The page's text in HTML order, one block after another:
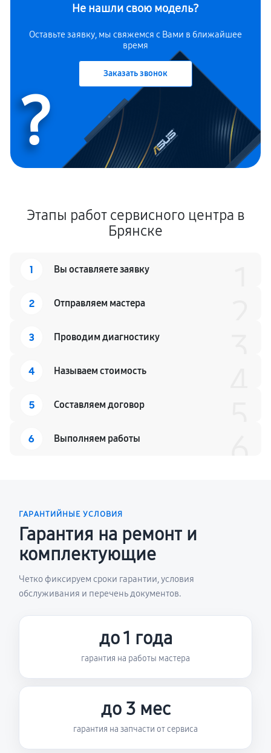
Не нашли свою модель?
Оставьте заявку, мы свяжемся с Вами в ближайшее
время
Заказать звонок
?
Этапы работ сервисного центра в
Брянске
1 Вы оставляете заявку
2 Отправляем мастера
3 Проводим диагностику
4 Называем стоимость
5 Составляем договор
6 Выполняем работы
ГАРАНТИЙНЫЕ УСЛОВИЯ
Гарантия на ремонт и
комплектующие
Четко фиксируем сроки гарантии, условия
обслуживания и перечень документов.
до 1 года
гарантия на работы мастера
до 3 мес
гарантия на запчасти от сервиса